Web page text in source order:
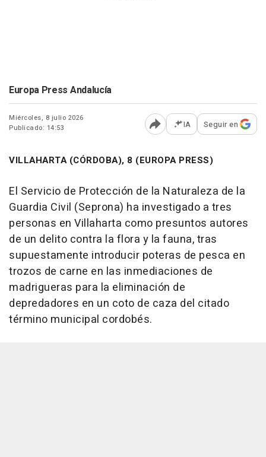
Europa Press Andalucía
Miércoles, 8 julio 2026
Publicado: 14:53
Abrir opciones para
IA Seguir en
VILLAHARTA (CÓRDOBA), 8 (EUROPA PRESS)
El Servicio de Protección de la Naturaleza de la
Guardia Civil (Seprona) ha investigado a tres
personas en Villaharta como presuntos autores
de un delito contra la flora y la fauna, tras
supuestamente introducir poteras de pesca en
trozos de carne en las inmediaciones de
madrigueras para la eliminación de
depredadores en un coto de caza del citado
término municipal cordobés.